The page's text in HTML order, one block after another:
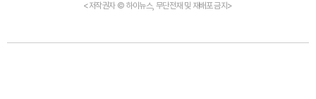
<저작권자 © 하이뉴스, 무단전재 및 재배포 금지>